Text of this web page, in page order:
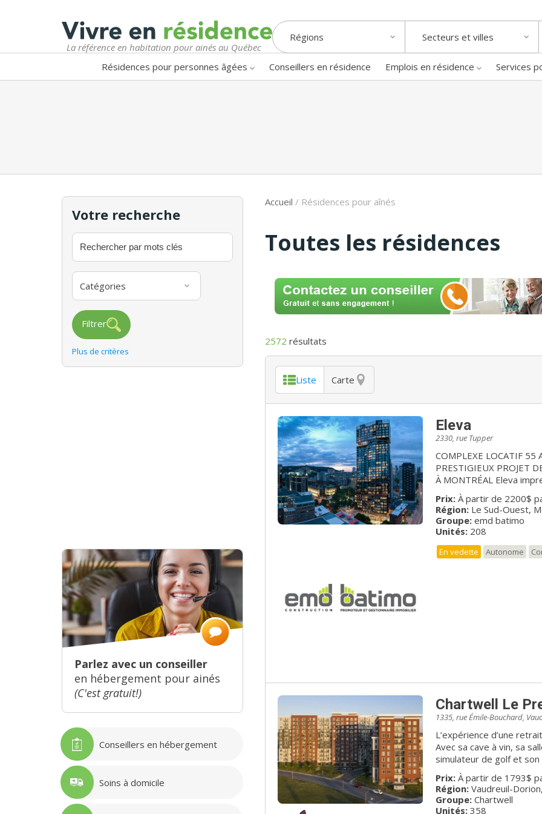
La référence en habitation pour ainés au Québec
Régions Secteurs et villes
Résidences pour personnes âgées Conseillers en résidence Emplois en résidence Services
Votre recherche
Catégories
Filtrer
Plus de critères
Parlez avec un conseiller
en hébergement pour ainés
(C'est gratuit!)
Conseillers en hébergement
Soins à domicile
Accueil / Résidences pour aînés
Toutes les résidences
2572 résultats
Liste Carte
Eleva
2330, rue Tupper
COMPLEXE LOCATIF 55 ANS ET + /
PRESTIGIEUX PROJET
À MONTRÉAL Eleva impressionne et capte l'imaginaire. Spécialement
conçu pour les retraités
style de vie alliant confort,
magnifiques
du 2½ au 5½, sont
finitions et de la nouvelle
Prix:À partir de 2200$
Région: Le Sud-Ouest,
Groupe: emd batimo
Unités:208
En vedette Autonome
Chartwell Le
1335, rue Émile-Bouchard,
L’expérience d’une
Avec sa cave à vin, sa
simulateur de golf et
autant d’occasions aux
détendre dans un
un vaste choix de
repas délicieux et
Prix:À partir de 1793$
Région: Vaudreuil-
Groupe: Chartwell
Unités:358